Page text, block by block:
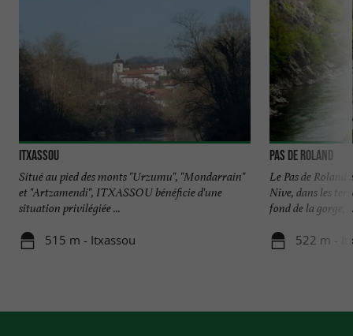
ITXASSOU
Situé au pied des monts "Urzumu", "Mondarrain"
et "Artzamendi", ITXASSOU bénéficie d'une
situation privilégiée ...
515 m - Itxassou
Pas de Roland
Le Pas de Roland
Nive, dans les
fond de la gorge,
522 m -